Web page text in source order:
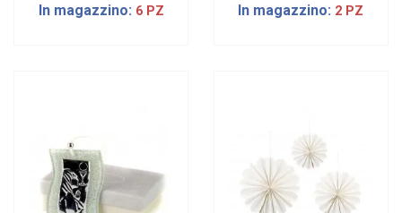
In magazzino: 6 PZ
In magazzino: 2 PZ